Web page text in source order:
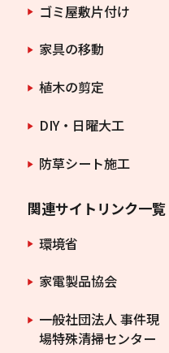
ゴミ屋敷片付け
家具の移動
植木の剪定
DIY・日曜大工
防草シート施工
関連サイトリンク一覧
環境省
家電製品協会
一般社団法人 事件現
場特殊清掃センター